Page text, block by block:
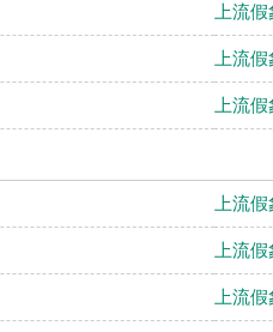
上流
上流
上流
上流
上流
上流